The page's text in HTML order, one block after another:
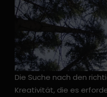
Die Suche nach den
Kreativität, die es